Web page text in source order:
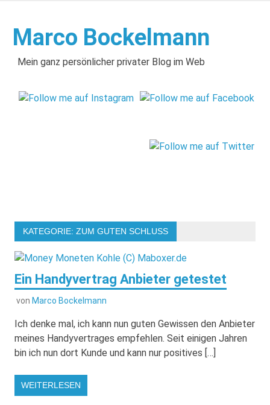
springen
Marco Bockelmann
Mein ganz persönlicher privater Blog im Web
KATEGORIE: ZUM GUTEN SCHLUSS
Ein Handyvertrag Anbieter getestet
von Marco Bockelmann
Ich denke mal, ich kann nun guten Gewissen den Anbieter
meines Handyvertrages empfehlen. Seit einigen Jahren
bin ich nun dort Kunde und kann nur positives […]
WEITERLESEN